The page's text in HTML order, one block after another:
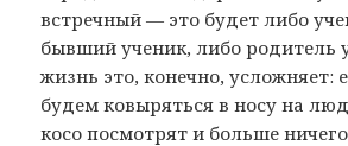
встречный — это будет либо
бывший ученик, либо родитель
жизнь это, конечно, усложняет:
будем ковыряться в носу на
косо посмотрят и больше